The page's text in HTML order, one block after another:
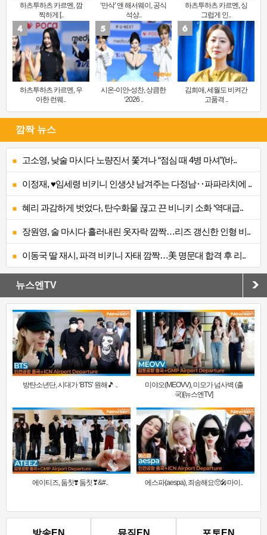
하츠투하츠 카르멘, 깜
찍하게 [..
‘만삭’ 앤 해서웨이, 공식
석상..
하츠투하츠 카르멘, 싱
그럽게 인..
하츠투하츠 카르멘, 우
아한 런웨..
시온-이안-성찬, 상큼한
‘2026 ..
김희애, 세월도 비켜간
고품격 ..
깜짝 뉴스
고소영, 낮술 마시다 노량진서 쫓겨나 “점심 때 4병 마셔”(바..
이정재, ♥임세령 비키니 인생샷 남겨주는 다정남‥파파라치에 ..
혜리 과감하게 벗었다, 탄수화물 끊고 끈 비니키 소화 ‘역대급..
장원영, 술 마시다 흘러내린 옷자락 깜짝…리즈 갱신한 인형 비..
이동국 딸 재시, 파격 비키니 자태 깜짝…美 명문대 합격 후 리..
뉴스엔TV
방탄소년단, 시대가 ‘BTS’ 원해🎵 ..
미야오(MEOVV), 미모가 넘사벽 (출
국)[뉴스엔TV]
에이티즈, 둠칫❣️ 둠칫❣&#.. 에스파(aespa), 죄송해요🥺🎤마이..